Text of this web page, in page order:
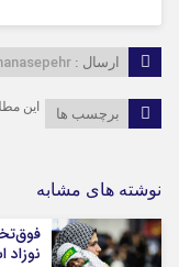
ارسال :
برچسب ها این
نوشته های مشابه